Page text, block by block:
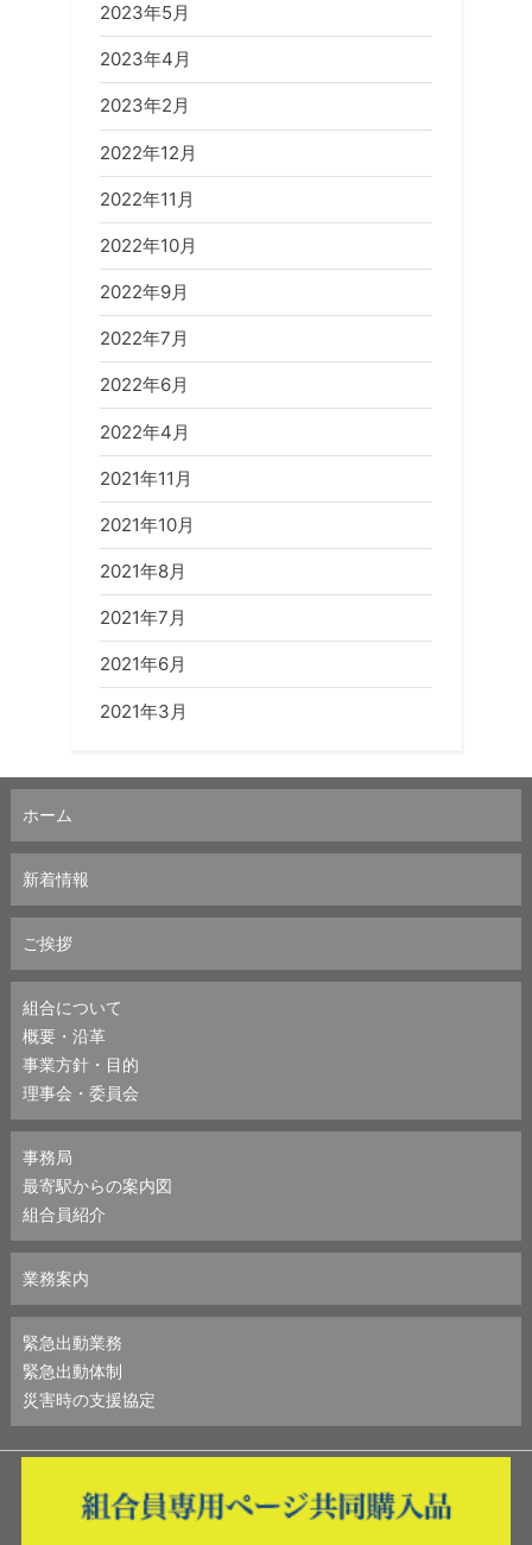
2023年5月
2023年4月
2023年2月
2022年12月
2022年11月
2022年10月
2022年9月
2022年7月
2022年6月
2022年4月
2021年11月
2021年10月
2021年8月
2021年7月
2021年6月
2021年3月
ホーム
新着情報
ご挨拶
組合について
概要・沿革
事業方針・目的
理事会・委員会
事務局
最寄駅からの案内図
組合員紹介
業務案内
緊急出動業務
緊急出動体制
災害時の支援協定